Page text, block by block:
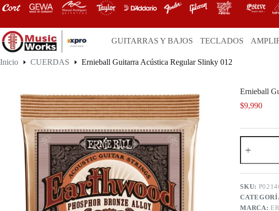
Saltar
al
GUITARRAS Y BAJOS TECLADOS
Inicio CUERDAS Ernieball Guitarra Acústica Regular Slinky 012
Ernieball
$9,990
Ernieball
Guitarra
Regular
Slinky
012
cantidad
SKU:
MARCA: